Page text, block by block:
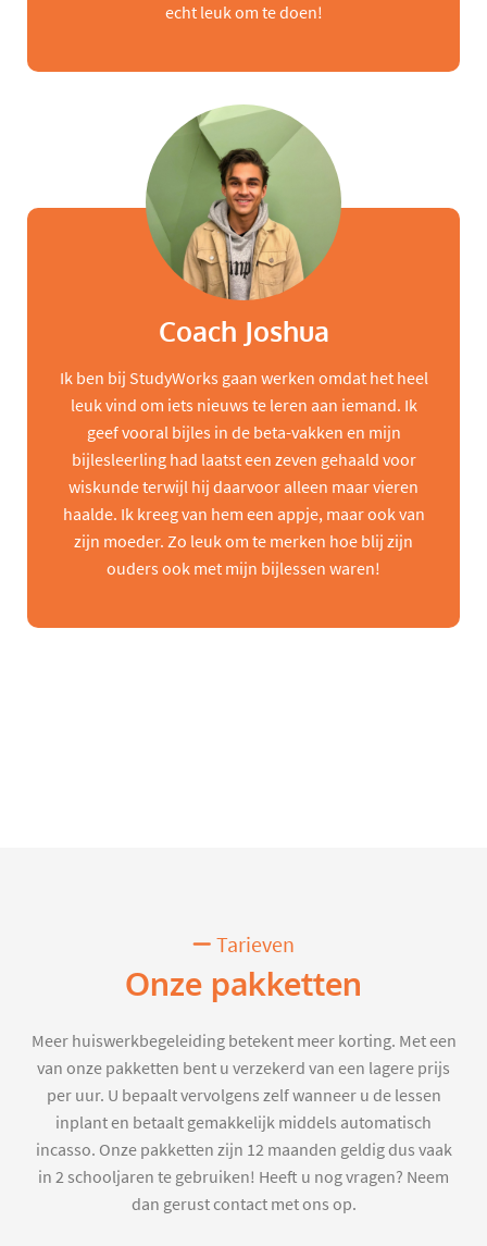
echt leuk om te doen!
Coach Joshua
Ik ben bij StudyWorks gaan werken omdat het heel
leuk vind om iets nieuws te leren aan iemand. Ik
geef vooral bijles in de beta-vakken en mijn
bijlesleerling had laatst een zeven gehaald voor
wiskunde terwijl hij daarvoor alleen maar vieren
haalde. Ik kreeg van hem een appje, maar ook van
zijn moeder. Zo leuk om te merken hoe blij zijn
ouders ook met mijn bijlessen waren!
Tarieven
Onze pakketten
Meer huiswerkbegeleiding betekent meer korting. Met een
van onze pakketten bent u verzekerd van een lagere prijs
per uur. U bepaalt vervolgens zelf wanneer u de lessen
inplant en betaalt gemakkelijk middels automatisch
incasso. Onze pakketten zijn 12 maanden geldig dus vaak
in 2 schooljaren te gebruiken! Heeft u nog vragen? Neem
dan gerust contact met ons op.